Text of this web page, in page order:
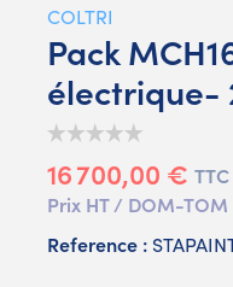
COLTRI
Pack
électrique-
16 700,00 € TTC
Prix HT / DOM-TOM
Reference :